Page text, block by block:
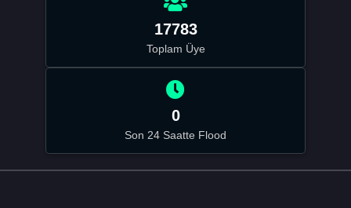
17783
Toplam Üye
0
Son 24 Saatte Flood